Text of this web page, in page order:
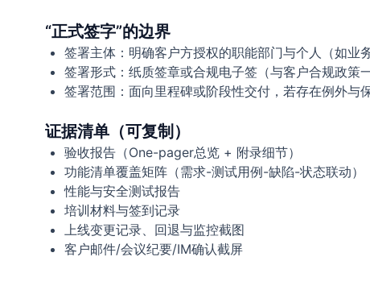
“正式签字”的边界
签署主体：明确客户方授权的职能部门与个人（如业
签署形式：纸质签章或合规电子签（与客户合规政策
签署范围：面向里程碑或阶段性交付，若存在例外与
证据清单（可复制）
验收报告（One-pager总览 + 附录细节）
功能清单覆盖矩阵（需求-测试用例-缺陷-状态联动）
性能与安全测试报告
培训材料与签到记录
上线变更记录、回退与监控截图
客户邮件/会议纪要/IM确认截屏